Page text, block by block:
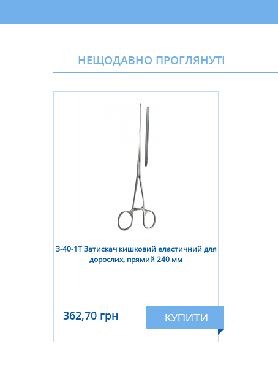
НЕЩОДАВНО ПРОГЛЯНУТІ
З-40-1Т Затискач кишковий еластичний для
дорослих, прямий 240 мм
362,70 грн КУПИТИ